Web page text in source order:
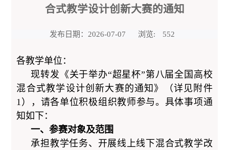
合式教学设计创新大赛的通知
发布日期：2026-07-07 浏览: 552
各教学单位：
现转发《关于举办“超星杯”第八届全国高校
混合式教学设计创新大赛的通知》（详见附件
1），请各单位积极组织教师参与。具体事项通
知如下：
一、参赛对象及范围
承担教学任务、开展线上线下混合式教学改